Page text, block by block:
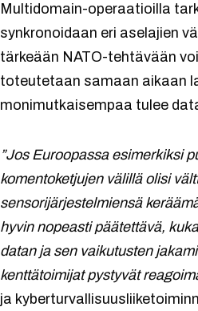
Multidomain-operaatioilla
synkronoidaan eri aselajien
tärkeään NATO-tehtävään
toteutetaan samaan aikaan
monimutkaisempaa tulee
”Jos Euroopassa esimerkiksi
komentoketjujen välillä olisi
sensorijärjestelmiensä
hyvin nopeasti päätettävä,
datan ja sen vaikutusten
kenttätoimijat pystyvät
ja